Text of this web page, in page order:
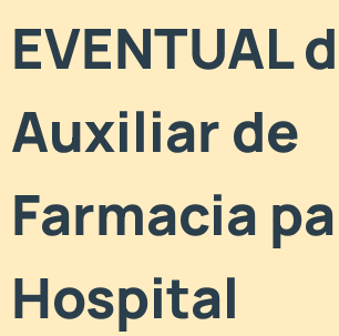
EVENTUAL
Auxiliar de
Farmacia
Hospital